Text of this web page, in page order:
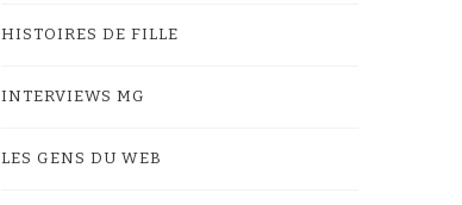
HISTOIRES DE FILLE
INTERVIEWS MG
LES GENS DU WEB